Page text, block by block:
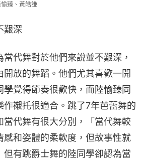
愉臻、黃皓謙
艱深
代舞對於他們來說並不艱深，
開放的舞蹈。他們尤其喜歡一開
覺得節奏很歡快，而陸愉臻同
作襯托很適合。跳了7年芭蕾舞的
當代舞有很大分別，「當代舞較
感和姿體的柔軟度，但故事性就
但有跳爵士舞的陸同學卻認為當